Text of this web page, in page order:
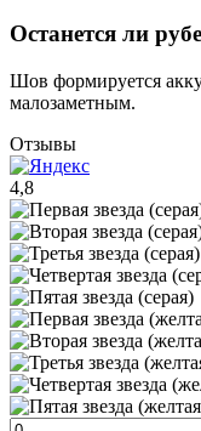
Останется ли
Шов формируется
малозаметным.
Отзывы
4,8